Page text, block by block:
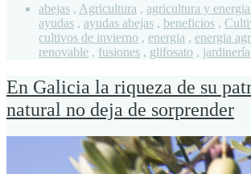
abejas , Agricultura , agricultura y
ayudas , ayudas abejas , beneficios ,
cultivos de invierno , energia , energia
renovable , fusiones , glifosato , jardinería
En Galicia la riqueza de su
natural no deja de sorprender